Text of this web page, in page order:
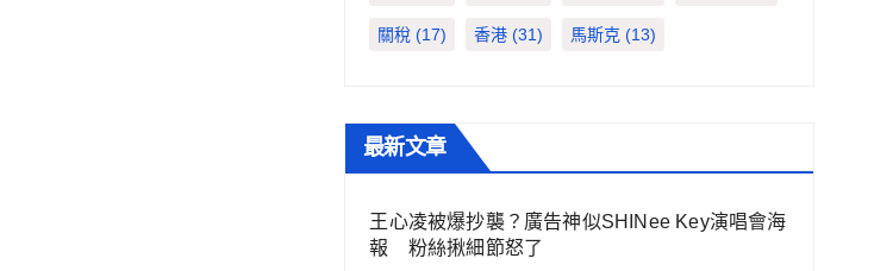
關稅 (17) 香港 (31) 馬斯克 (13)
最新文章
王心凌被爆抄襲？廣告神似SHINee Key演唱會海
報 粉絲揪細節怒了